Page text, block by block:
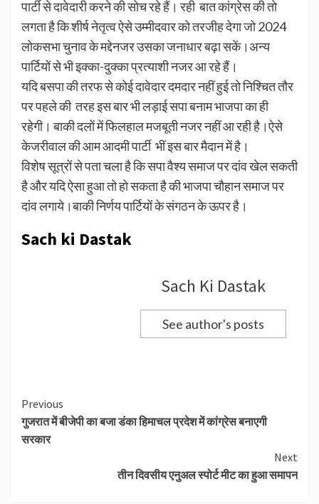
पार्टी से दावेदारी करने की सोच रहे हैं। रही बात कांग्रेस की तो
लगता है कि शीर्ष नेतृत्व ऐसे उम्मीदवार को तरजीह देगा जो 2024
लोकसभा चुनाव के मद्देनजर उसका जनाधार बढ़ा सकें।अन्य
पार्टियों से भी इक्का-दुक्का प्रत्याशी नजर आ रहे हैं।
यदि बसपा की तरफ से कोई दावेदार दमदार नहीं हुई तो निश्चित तौर
पर पहले की तरह इस बार भी लड़ाई सपा बनाम भाजपा का ही
रहेगी। बाकी दलों में फिलहाल मजबूती नजर नहीं आ रही है।ऐसे
केजरीवाल की आम आदमी पार्टी भीं इस बार मैदान में है।
विशेष सूत्रों से पता चला है कि सपा वैश्य समाज पर दांव खेल सकती
है और यदि ऐसा हुआ तो हो सकता है की भाजपा चौहान समाज पर
दांव लगाये।बाकी निर्णय पार्टियों के संगठन के ऊपर है।
Sach ki Dastak
Sach Ki Dastak
See author's posts
Continue
Reading
Previous
गुजरात में बीजेपी का बजा डंका हिमाचल प्रदेश में कांग्रेस बनाएगी
सरकार
Next
तीन दिवसीय एनुअल स्पोर्ट मीट का हुआ समापन